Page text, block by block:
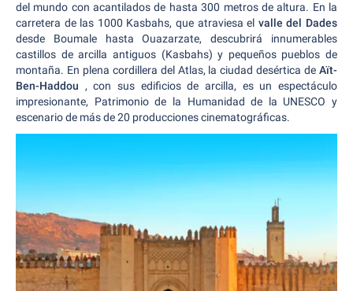
del mundo con acantilados de hasta 300 metros de altura. En la
carretera de las 1000 Kasbahs, que atraviesa el valle del Dades
desde Boumale hasta Ouazarzate, descubrirá innumerables
castillos de arcilla antiguos (Kasbahs) y pequeños pueblos de
montaña. En plena cordillera del Atlas, la ciudad desértica de Aït-
Ben-Haddou , con sus edificios de arcilla, es un espectáculo
impresionante, Patrimonio de la Humanidad de la UNESCO y
escenario de más de 20 producciones cinematográficas.